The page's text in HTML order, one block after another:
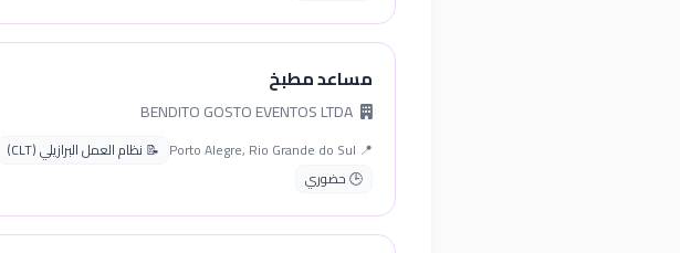
مساعد مطبخ
📍 Porto Alegre, Rio Grande do Sul
📝 نظام العمل البرازيلي (CLT)
🕒 حضوري